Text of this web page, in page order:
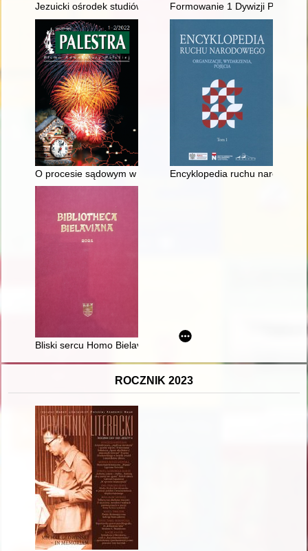
Jezuicki ośrodek studiów teologicznych i filozoficznych przy ul.
Formowanie 1 Dywizji
O procesie sądowym w starożytnych Atenach V i IV w. p.n.e.
Encyklopedia ruchu
Bliski sercu Homo Bielaviensis : wspomnienie o Krzysztofie
ROCZNIK 2023